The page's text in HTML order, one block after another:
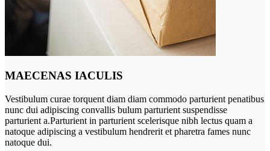
MAECENAS IACULIS
Vestibulum curae torquent diam diam commodo parturient penatibus
nunc dui adipiscing convallis bulum parturient suspendisse
parturient a.Parturient in parturient scelerisque nibh lectus quam a
natoque adipiscing a vestibulum hendrerit et pharetra fames nunc
natoque dui.